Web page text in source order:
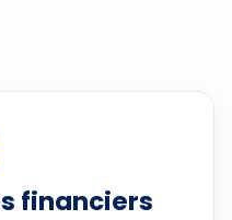
financiers